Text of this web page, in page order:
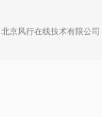
北京风行在线技术有限公司